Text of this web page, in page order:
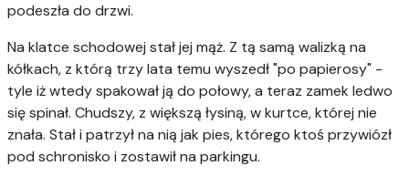
podeszła do drzwi.
Na klatce schodowej stał jej mąż. Z tą samą walizką na
kółkach, z którą trzy lata temu wyszedł "po papierosy" -
tyle iż wtedy spakował ją do połowy, a teraz zamek ledwo
się spinał. Chudszy, z większą łysiną, w kurtce, której nie
znała. Stał i patrzył na nią jak pies, którego ktoś przywiózł
pod schronisko i zostawił na parkingu.